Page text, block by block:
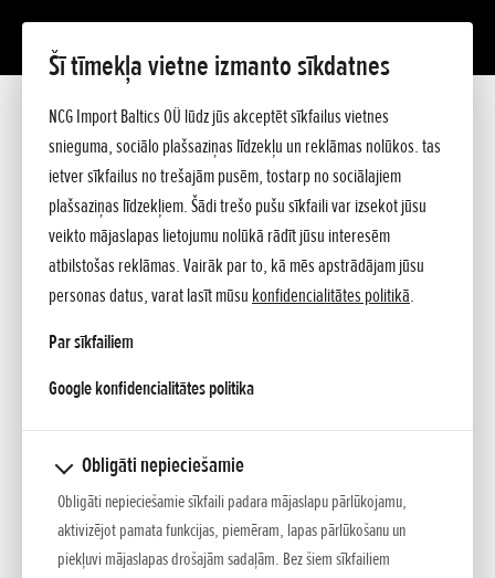
Šī tīmekļa vietne izmanto sīkdatnes
NCG Import Baltics OÜ lūdz jūs akceptēt sīkfailus vietnes
snieguma, sociālo plašsaziņas līdzekļu un reklāmas nolūkos. tas
ietver sīkfailus no trešajām pusēm, tostarp no sociālajiem
plašsaziņas līdzekļiem. Šādi trešo pušu sīkfaili var izsekot jūsu
veikto mājaslapas lietojumu nolūkā rādīt jūsu interesēm
atbilstošas reklāmas. Vairāk par to, kā mēs apstrādājam jūsu
personas datus, varat lasīt mūsu konfidencialitātes politikā.
Par sīkfailiem
Google konfidencialitātes politikaopens in a new tab
Obligāti nepieciešamie
Obligāti nepieciešamie sīkfaili padara mājaslapu pārlūkojamu,
aktivizējot pamata funkcijas, piemēram, lapas pārlūkošanu un
piekļuvi mājaslapas drošajām sadaļām. Bez šiem sīkfailiem
Svinīgi atklāts jaunais HONDA centrs Rīga
Svinīgi atklāts jaunais HONDA centrs Rīga Šī gada 13. novembrī,
Skanstes ielā 2A, Rīgā, svinīgā pasākumā tika atklāts jaunais HONDA...